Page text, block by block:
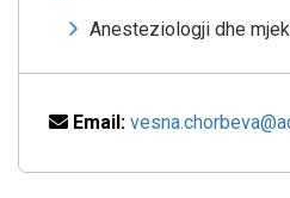
Anesteziologji dhe
Email: